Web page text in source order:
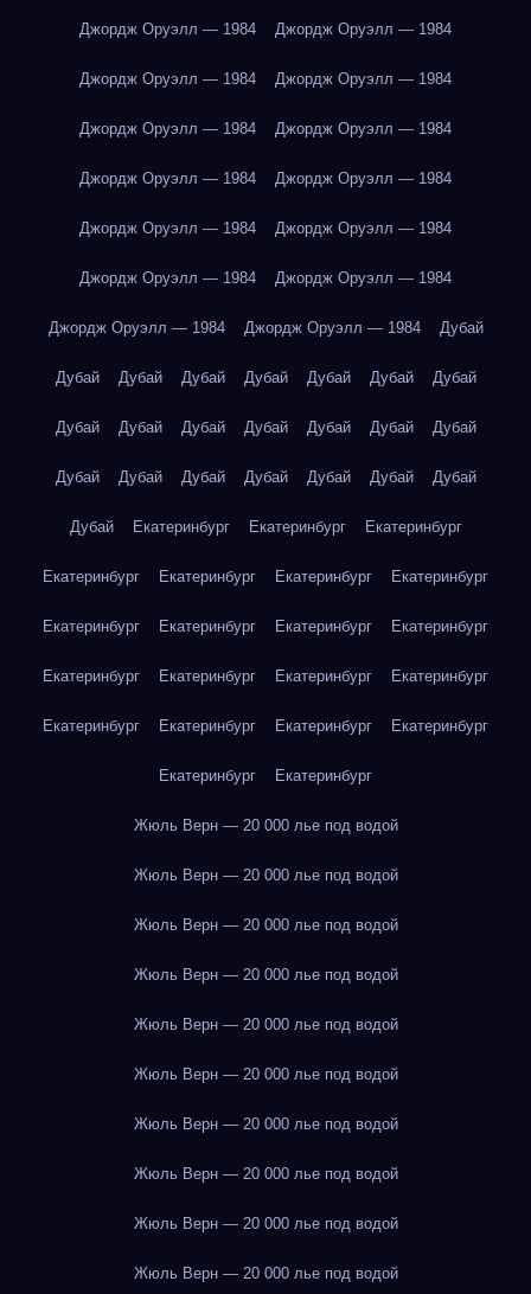
Джордж Оруэлл — 1984 Джордж Оруэлл — 1984
Джордж Оруэлл — 1984 Джордж Оруэлл — 1984
Джордж Оруэлл — 1984 Джордж Оруэлл — 1984
Джордж Оруэлл — 1984 Джордж Оруэлл — 1984
Джордж Оруэлл — 1984 Джордж Оруэлл — 1984
Джордж Оруэлл — 1984 Джордж Оруэлл — 1984
Джордж Оруэлл — 1984 Джордж Оруэлл — 1984 Дубай
Дубай Дубай Дубай Дубай Дубай Дубай Дубай
Дубай Дубай Дубай Дубай Дубай Дубай Дубай
Дубай Дубай Дубай Дубай Дубай Дубай Дубай
Дубай Екатеринбург Екатеринбург Екатеринбург
Екатеринбург Екатеринбург Екатеринбург Екатеринбург
Екатеринбург Екатеринбург Екатеринбург Екатеринбург
Екатеринбург Екатеринбург Екатеринбург Екатеринбург
Екатеринбург Екатеринбург Екатеринбург Екатеринбург
Екатеринбург Екатеринбург
Жюль Верн — 20 000 лье под водой
Жюль Верн — 20 000 лье под водой
Жюль Верн — 20 000 лье под водой
Жюль Верн — 20 000 лье под водой
Жюль Верн — 20 000 лье под водой
Жюль Верн — 20 000 лье под водой
Жюль Верн — 20 000 лье под водой
Жюль Верн — 20 000 лье под водой
Жюль Верн — 20 000 лье под водой
Жюль Верн — 20 000 лье под водой